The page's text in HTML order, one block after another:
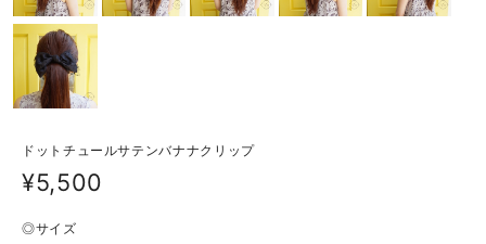
ドットチュールサテンバナナクリップ
¥5,500
◎サイズ